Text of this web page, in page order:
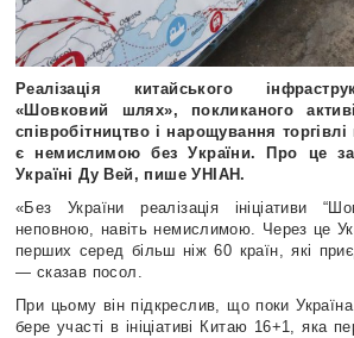
Реалізація китайського
«Шовковий шлях», покликаного
співробітництво і нарощування
є немислимою без України. Про це
Україні Ду Вей, пише УНІАН.
«Без України реалізація ініціативи
неповною, навіть немислимою. Через це
перших серед більш ніж 60 країн, які
― сказав посол.
При цьому він підкреслив, що поки
бере участі в ініціативі Китаю 16+1, яка